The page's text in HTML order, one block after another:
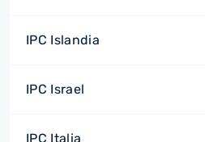
IPC Islandia
IPC Israel
IPC Italia